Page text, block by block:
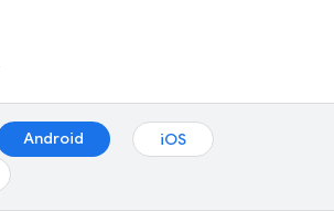
Android
iOS